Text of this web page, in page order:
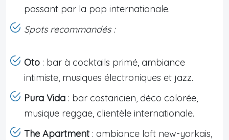
passant par la pop internationale.
Spots recommandés :
Oto : bar à cocktails primé, ambiance
intimiste, musiques électroniques et jazz.
Pura Vida : bar costaricien, déco colorée,
musique reggae, clientèle internationale.
The Apartment: ambiance loft new-yorkais,